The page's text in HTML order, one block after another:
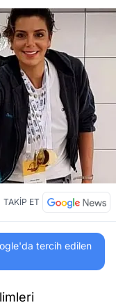
TAKİP ET
tercih edilen